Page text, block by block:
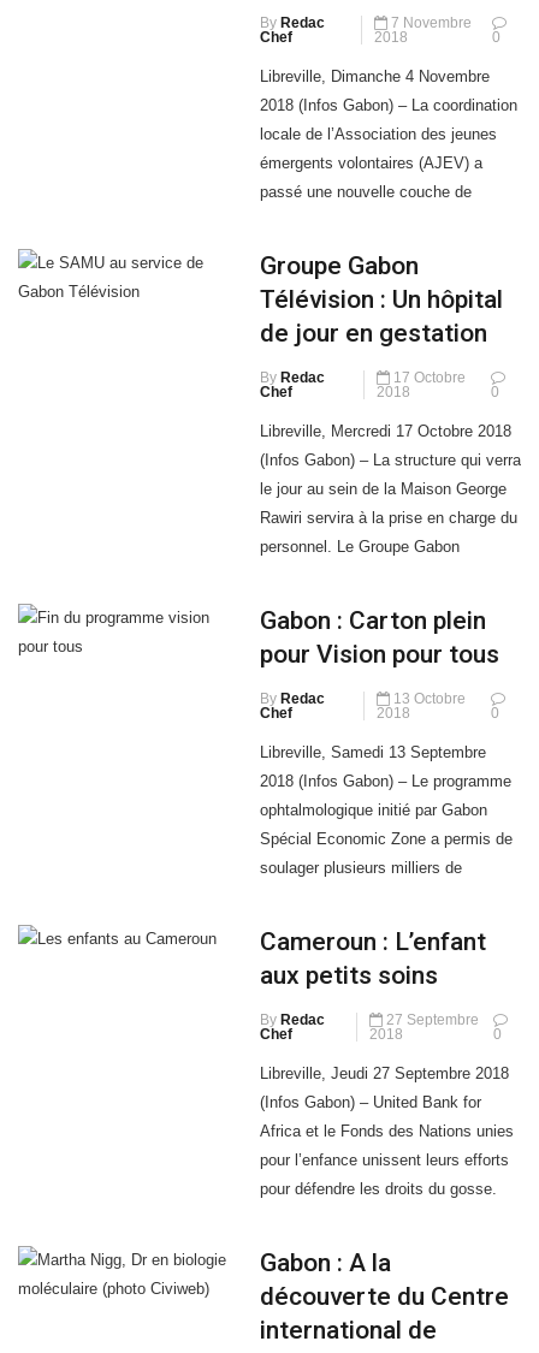
By Redac
Chef
7 Novembre
2018
0
Libreville, Dimanche 4 Novembre
2018 (Infos Gabon) – La coordination
locale de l’Association des jeunes
émergents volontaires (AJEV) a
passé une nouvelle couche de
Alibandeng. Le marché situé entre
les quartiers Charbonnages et
Alibandeng présente à nouveau un
Journée
Groupe Gabon
Télévision : Un hôpital
de jour en gestation
By Redac
Chef
17 Octobre
2018
0
Libreville, Mercredi 17 Octobre 2018
(Infos Gabon) – La structure qui verra
le jour au sein de la Maison George
Rawiri servira à la prise en charge du
personnel. Le Groupe Gabon
signé lundi dernier une convention de
partenariat visant à la mise en place
[…]
Gabon : Carton plein
pour Vision pour tous
By Redac
Chef
13 Octobre
2018
0
Libreville, Samedi 13 Septembre
2018 (Infos Gabon) – Le programme
ophtalmologique initié par Gabon
Spécial Economic Zone a permis de
soulager plusieurs milliers de
du bilan du Programme
ophtalmologique «Vision pour tous
2018». Lancé le 4 avril 2018 par
Gabon Spécial Economic Zone
(GSEZ) […]
Cameroun : L’enfant
aux petits soins
By Redac
Chef
27 Septembre
2018
0
Libreville, Jeudi 27 Septembre 2018
(Infos Gabon) – United Bank for
Africa et le Fonds des Nations unies
pour l’enfance unissent leurs efforts
pour défendre les droits du gosse.
l’enfance (UNICEF) ont signé ce
jeudi au Djeuga Palace à Yaoundé au
Cameroun une […]
Gabon : A la
découverte du Centre
international de